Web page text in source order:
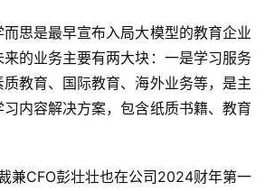
思是最早宣布入局大模型的教育企业
的业务主要有两大块：一是学习服务
教育、国际教育、海外业务等，是主
内容解决方案，包含纸质书籍、教育
兼CFO彭壮壮也在公司2024财年第一